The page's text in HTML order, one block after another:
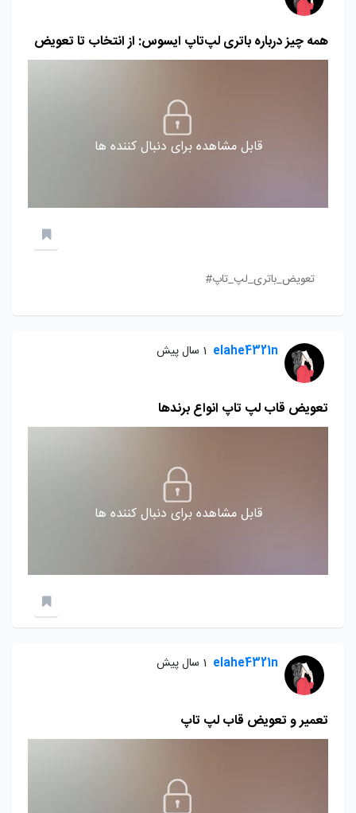
همه چیز درباره باتری لپ‌تاپ ایسوس: از انتخاب تا تعویض
قابل مشاهده برای دنبال کننده ها
تعویض_باتری_لپ_تاپ#
elahe4321n 1 سال پیش
تعویض قاب لپ تاپ انواع برندها
قابل مشاهده برای دنبال کننده ها
elahe4321n 1 سال پیش
تعمیر و تعویض قاب لپ تاپ